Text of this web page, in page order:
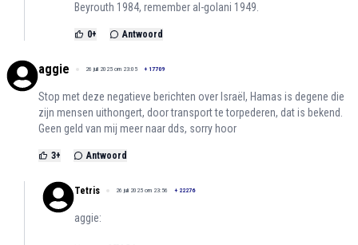
Beyrouth 1984, remember al-golani 1949.
0+ Antwoord
aggie 26 juli 2025 om 23:05 + 17709
Stop met deze negatieve berichten over Israël, Hamas is degene die
zijn mensen uithongert, door transport te torpederen, dat is bekend.
Geen geld van mij meer naar dds, sorry hoor
3+ Antwoord
Tetris 26 juli 2025 om 23:56 + 22276
aggie: